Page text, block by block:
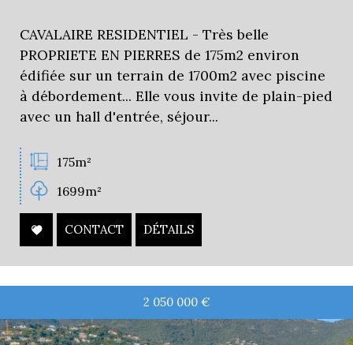
CAVALAIRE RESIDENTIEL - Très belle
PROPRIETE EN PIERRES de 175m2 environ
édifiée sur un terrain de 1700m2 avec piscine
à débordement... Elle vous invite de plain-pied
avec un hall d'entrée, séjour...
175m²
1699m²
CONTACT DÉTAILS
2 050 000 €